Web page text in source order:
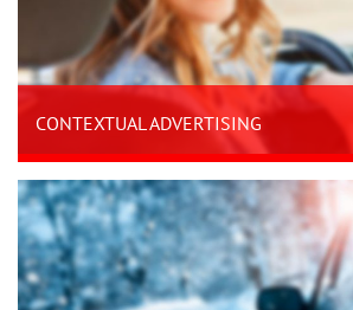
CONTEXTUAL ADVERTISING